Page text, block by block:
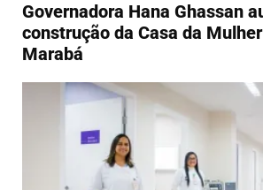
Governadora Hana Ghassan
construção da Casa da
Marabá